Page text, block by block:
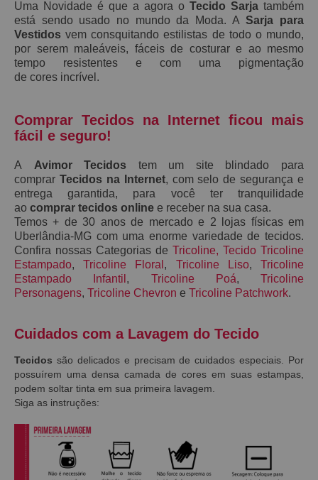
Uma Novidade é que a agora o Tecido Sarja também
está sendo usado no mundo da Moda. ASarja para
Vestidos vem consquitando estilistas de todo o mundo,
por serem maleáveis, fáceis de costurar e ao mesmo
tempo resistentes e com uma pigmentação
de cores incrível.
Comprar Tecidos na Internet ficou mais
fácil e seguro!
A Avimor Tecidos tem um site blindado para
comprar Tecidos na Internet, com selo de segurança e
entrega garantida, para você ter tranquilidade
ao comprar tecidos online e receber na sua casa.
Temos + de 30 anos de mercado e 2 lojas físicas em
Uberlândia-MG com uma enorme variedade de tecidos.
Confira nossas Categorias de Tricoline, Tecido Tricoline
Estampado,Tricoline Floral , Tricoline Liso,Tricoline
Estampado Infantil , Tricoline Poá, Tricoline
Personagens, Tricoline Chevron e Tricoline Patchwork.
Cuidados com a Lavagem do Tecido
Tecidos são delicados e precisam de cuidados especiais. Por
possuírem uma densa camada de cores em suas estampas,
podem soltar tinta em sua primeira lavagem.
Siga as instruções: